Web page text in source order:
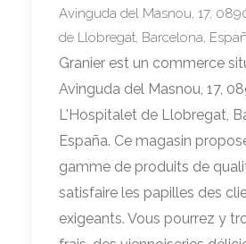
Avinguda del Masnou, 17,
de Llobregat, Barcelona,
Granier est un commerce
Avinguda del Masnou, 17,
L'Hospitalet de Llobregat,
España. Ce magasin
gamme de produits de
satisfaire les papilles des
exigeants. Vous pourrez y